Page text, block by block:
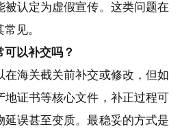
被认定为虚假宣传。这类问题在
见。
以补交吗？
海关截关前补交或修改，但如
地证书等核心文件，补正过程可
延误甚至变质。最稳妥的方式是